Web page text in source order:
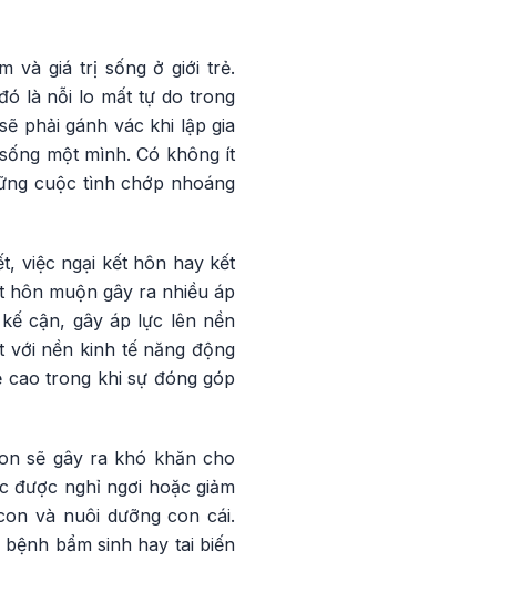
và giá trị sống ở giới trẻ.
là nỗi lo mất tự do trong
phải gánh vác khi lập gia
một mình. Có không ít
cuộc tình chớp nhoáng
việc ngại kết hôn hay kết
hôn muộn gây ra nhiều áp
cận, gây áp lực lên nền
với nền kinh tế năng động
cao trong khi sự đóng góp
sẽ gây ra khó khăn cho
được nghỉ ngơi hoặc giảm
và nuôi dưỡng con cái.
bẩm sinh hay tai biến